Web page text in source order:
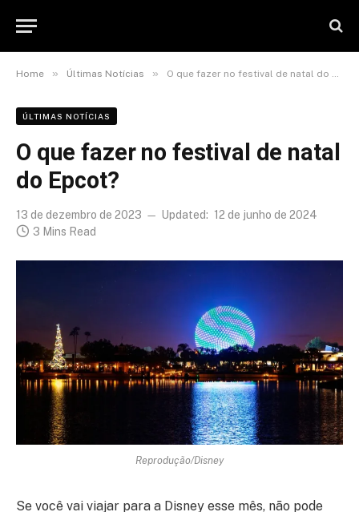
Home » Últimas Notícias » O que fazer no festival de natal do Epcot?
ÚLTIMAS NOTÍCIAS
O que fazer no festival de natal
do Epcot?
13 de dezembro de 2023 Updated: 12 de junho de 2024
3 Mins Read
Reprodução/Disney
Se você vai viajar para a Disney esse mês, não pode